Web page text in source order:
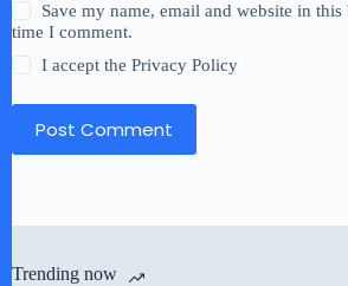
Save my name, email and website in
time I comment.
I accept thePrivacy Policy
Post Comment
Trending now